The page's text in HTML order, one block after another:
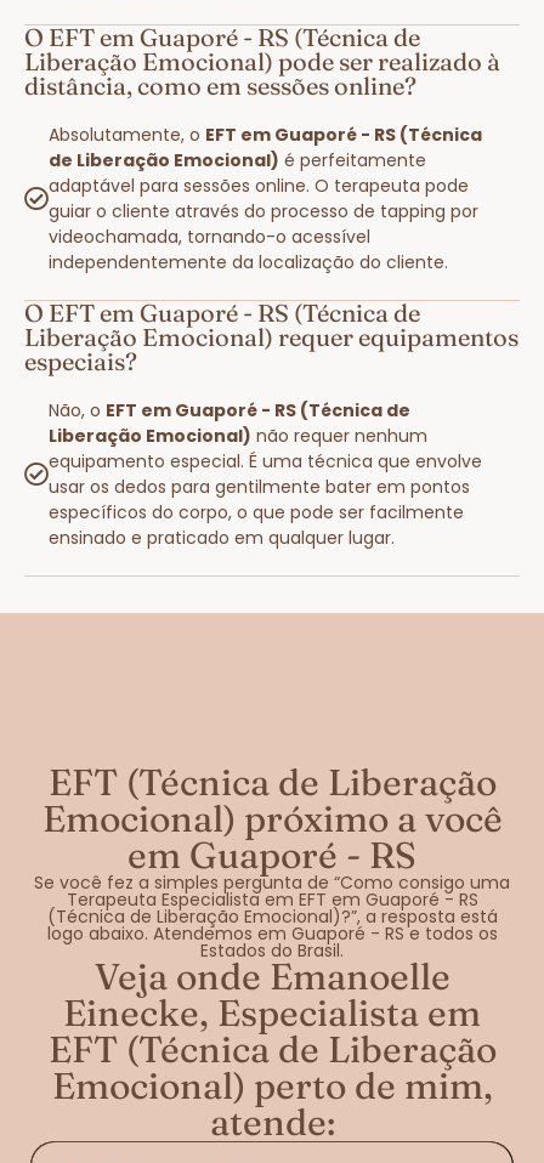
O EFT em Guaporé - RS (Técnica de
Liberação Emocional) pode ser realizado à
distância, como em sessões online?
Absolutamente, o EFT em Guaporé - RS (Técnica
de Liberação Emocional) é perfeitamente
adaptável para sessões online. O terapeuta pode
guiar o cliente através do processo de tapping por
videochamada, tornando-o acessível
independentemente da localização do cliente.
O EFT em Guaporé - RS (Técnica de
Liberação Emocional) requer equipamentos
especiais?
Não, o EFT em Guaporé - RS (Técnica de
Liberação Emocional) não requer nenhum
equipamento especial. É uma técnica que envolve
usar os dedos para gentilmente bater em pontos
específicos do corpo, o que pode ser facilmente
ensinado e praticado em qualquer lugar.
EFT (Técnica de Liberação
Emocional) próximo a você
em Guaporé - RS
Se você fez a simples pergunta de “Como consigo uma
Terapeuta Especialista em EFT em Guaporé - RS
(Técnica de Liberação Emocional)?”, a resposta está
logo abaixo. Atendemos em Guaporé - RS e todos os
Estados do Brasil.
Veja onde Emanoelle
Einecke, Especialista em
EFT (Técnica de Liberação
Emocional) perto de mim,
atende: